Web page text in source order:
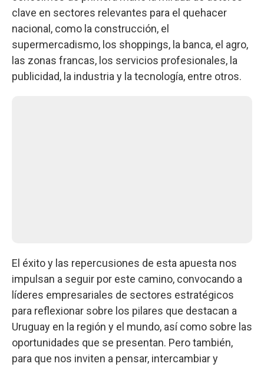
clave en sectores relevantes para el quehacer
nacional, como la construcción, el
supermercadismo, los shoppings, la banca, el agro,
las zonas francas, los servicios profesionales, la
publicidad, la industria y la tecnología, entre otros.
El éxito y las repercusiones de esta apuesta nos
impulsan a seguir por este camino, convocando a
líderes empresariales de sectores estratégicos
para reflexionar sobre los pilares que destacan a
Uruguay en la región y el mundo, así como sobre las
oportunidades que se presentan. Pero también,
para que nos inviten a pensar, intercambiar y